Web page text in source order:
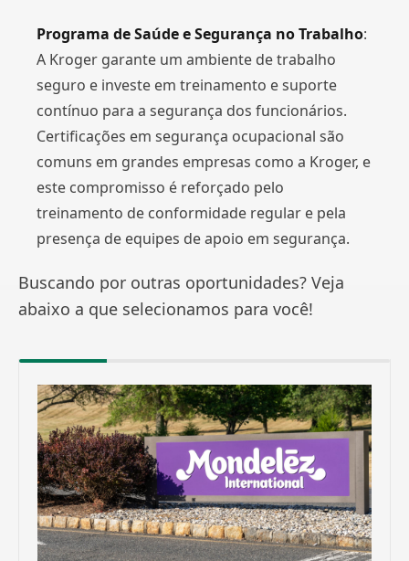
Programa de Saúde e Segurança no Trabalho:
A Kroger garante um ambiente de trabalho
seguro e investe em treinamento e suporte
contínuo para a segurança dos funcionários.
Certificações em segurança ocupacional são
comuns em grandes empresas como a Kroger, e
este compromisso é reforçado pelo
treinamento de conformidade regular e pela
presença de equipes de apoio em segurança​.
Buscando por outras oportunidades? Veja
abaixo a que selecionamos para você!